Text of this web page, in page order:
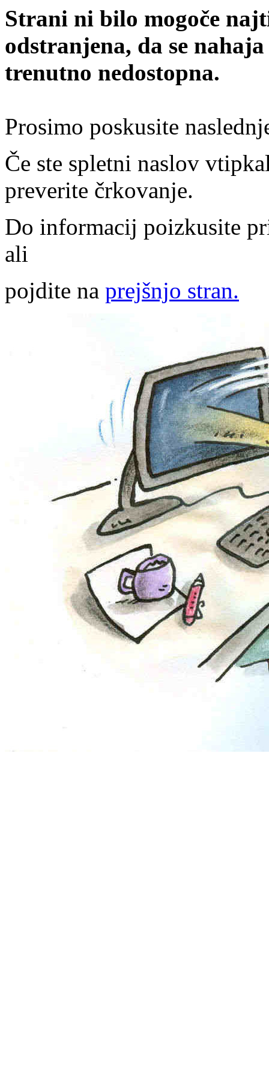
Strani ni bilo mogoče
odstranjena, da se
trenutno nedostopna.
Prosimo poskusite
Če ste spletni naslov
preverite črkovanje.
Do informacij poizkusite
ali
pojdite na prejšnjo stran.